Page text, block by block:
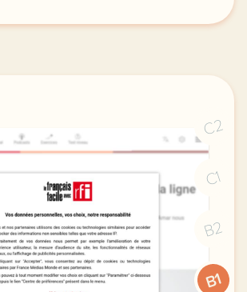
un bol d air libre comme l air ne pas
C2
C1
B2
B1